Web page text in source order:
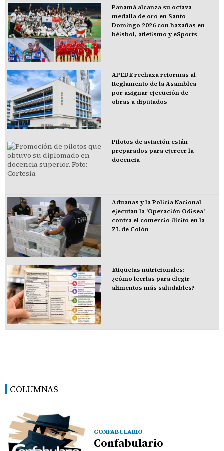
Panamá alcanza su octava
medalla de oro en Santo
Domingo 2026 con hazañas en
béisbol, atletismo y eSports
APEDE rechaza reformas al
Reglamento de la Asamblea
por asignar ejecución de
obras a diputados
Pilotos de aviación están
preparados para ejercer la
docencia
Aduanas y la Policía Nacional
ejecutan la 'Operación Odisea'
contra el comercio ilícito en la
ZL de Colón
Etiquetas nutricionales:
¿cómo leerlas para elegir
alimentos más saludables?
COLUMNAS
CONFABULARIO
Confabulario